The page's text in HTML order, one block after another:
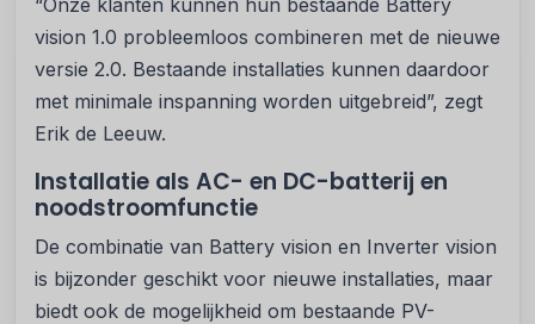
“Onze klanten kunnen hun bestaande Battery
vision 1.0 probleemloos combineren met de nieuwe
versie 2.0. Bestaande installaties kunnen daardoor
met minimale inspanning worden uitgebreid”, zegt
Erik de Leeuw.
Installatie als AC- en DC-batterij en
noodstroomfunctie
De combinatie van Battery vision en Inverter vision
is bijzonder geschikt voor nieuwe installaties, maar
biedt ook de mogelijkheid om bestaande PV-